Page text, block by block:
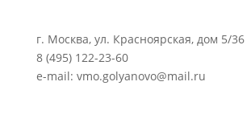
г. Москва, ул. Красноярская, дом 5/36
8 (495) 122-23-60
e-mail: vmo.golyanovo@mail.ru